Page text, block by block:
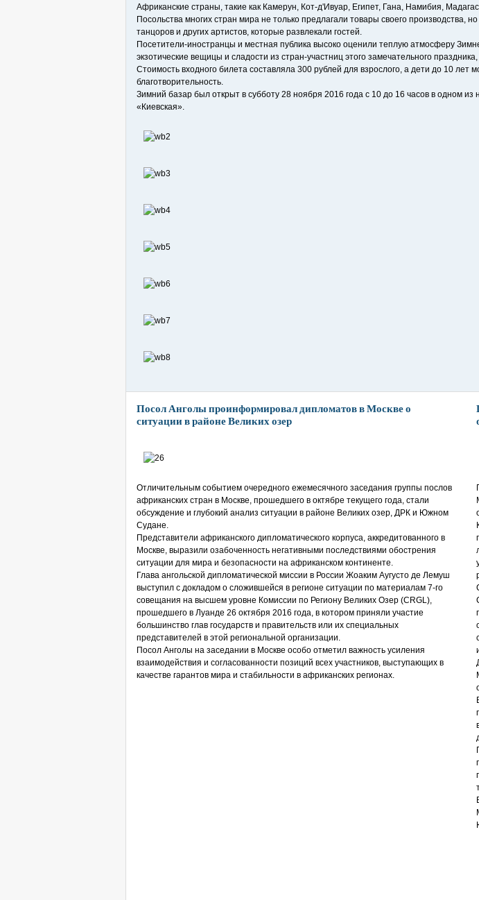
Африканские страны, такие как Камерун, Кот-д'Ивуар, Египет, Гана, Намибия,
Посольства многих стран мира не только предлагали товары своего производства,
танцоров и других артистов, которые развлекали гостей.
Посетители-иностранцы и местная публика высоко оценили теплую атмосферу
экзотические вещицы и сладости из стран-участниц этого замечательного
Стоимость входного билета составляла 300 рублей для взрослого, а дети до 10
благотворительность.
Зимний базар был открыт в субботу 28 ноября 2016 года с 10 до 16 часов в одном
«Киевская».
Посол Анголы проинформировал дипломатов в Москве о
ситуации в районе Великих озер
Отличительным событием очередного ежемесячного заседания группы послов
африканских стран в Москве, прошедшего в октябре текущего года, стали
обсуждение и глубокий анализ ситуации в районе Великих озер, ДРК и Южном
Судане.
Представители африканского дипломатического корпуса, аккредитованного в
Москве, выразили озабоченность негативными последствиями обострения
ситуации для мира и безопасности на африканском континенте.
Глава ангольской дипломатической миссии в России Жоаким Аугусто де Лемуш
выступил с докладом о сложившейся в регионе ситуации по материалам 7-го
совещания на высшем уровне Комиссии по Региону Великих Озер (СRGL),
прошедшего в Луанде 26 октября 2016 года, в котором приняли участие
большинство глав государств и правительств или их специальных
представителей в этой региональной организации.
Посол Анголы на заседании в Москве особо отметил важность усиления
взаимодействия и согласованности позиций всех участников, выступающих в
качестве гарантов мира и стабильности в африканских регионах.